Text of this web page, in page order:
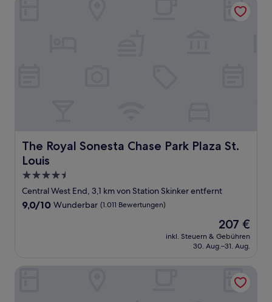
The Royal Sonesta Chase Park Plaza St.
Louis
The Royal Sonesta Chase Park Plaza St. Louis
4.5-
Sterne-
Unterkunft
Central West End, 3,1 km von Station Skinker entfernt
9.0
9,0/10 Wunderbar (1.011 Bewertungen)
Der
Preis
beträgt
207 €
inkl. Steuern & Gebühren
30. Aug.–31. Aug.